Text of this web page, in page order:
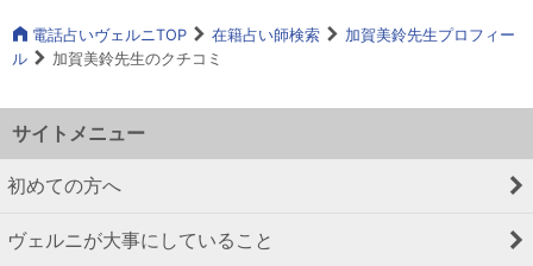
電話占いヴェルニTOP 在籍占い師検索
加賀美鈴先生プロフィー
ル
加賀美鈴先生のクチコミ
サイトメニュー
初めての方へ
ヴェルニが大事にしていること